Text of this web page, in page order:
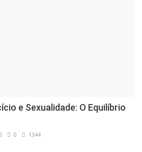
e Sexualidade: O Equilíbrio
0 1344